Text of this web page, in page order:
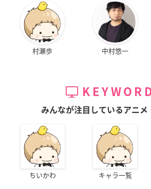
村瀬歩 中村悠一
みんなが注目しているアニメ
ちいかわ キャラ一覧